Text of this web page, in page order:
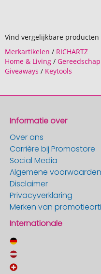
Vind vergelijkbare producten
Merkartikelen / RICHARTZ
Home & Living / Gereedschap
Giveaways / Keytools
Informatie over
Over ons
Carrière bij Promostore
Social Media
Algemene voorwaarden
Disclaimer
Privacyverklaring
Merken van
Internationale